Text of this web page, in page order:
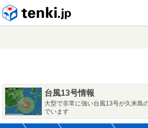
台風13号情報
大型で非常に強い台風13号が久米島
でいます